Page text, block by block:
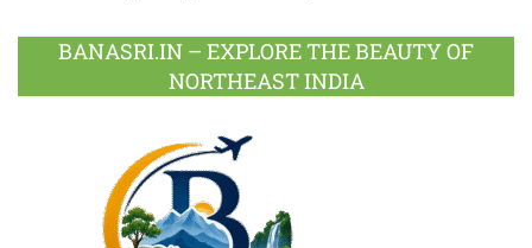
BANASRI.IN – EXPLORE THE BEAUTY OF
NORTHEAST INDIA